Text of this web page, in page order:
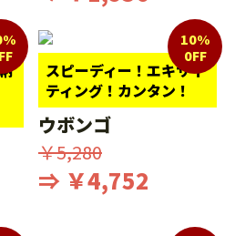
スピーディー！エキサイ
ティング！カンタン！
10%
0FF
ウボンゴ
￥5,280
⇒ ￥4,752